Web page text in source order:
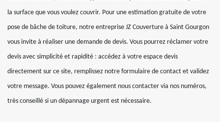
la surface que vous voulez couvrir. Pour une estimation gratuite de votre
pose de bâche de toiture, notre entreprise JZ Couverture à Saint Gourgon
vous invite à réaliser une demande de devis. Vous pourrez réclamer votre
devis avec simplicité et rapidité : accédez à votre espace devis
directement sur ce site, remplissez notre formulaire de contact et validez
votre message. Vous pouvez également nous contacter via nos numéros,
très conseillé si un dépannage urgent est nécessaire.